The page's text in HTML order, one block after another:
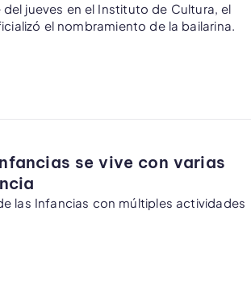
jueves en el Instituto de Cultura, el
el nombramiento de la bailarina.
se vive con varias
las Infancias con múltiples actividades